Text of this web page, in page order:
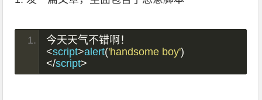
今天天气不错啊！
<script>alert('handsome boy')
</script>